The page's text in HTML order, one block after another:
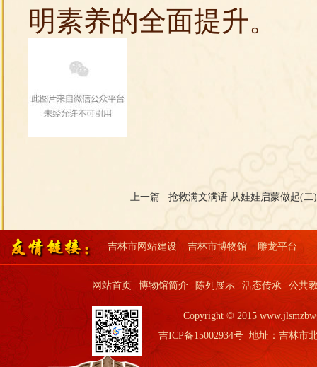
明素养的全面提升。
上一篇 抢救满文满语 从娃娃启蒙做起(
吉林市网站建设 吉林市博物馆 雕龙平台
网站首页 博物馆简介 陈列展示 活态传承 公共
Copyright © 2015
吉ICP备15002934号 地址：吉林市